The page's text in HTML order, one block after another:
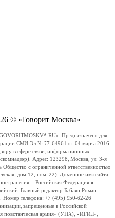
© «Говорит Москва»
Предназначено для
СМИ Эл № 77-64961 от 04 марта 2016
в сфере связи, информационных
Адрес: 123298, Москва, ул. 3-я
с ограниченной ответственностью
дом 12, пом. 22). Доменное имя сайта
– Российская Федерация и
Главный редактор Бабаян Роман
Номер телефона: +7 (495) 950-62-26
запрещенные в Российской
повстанческая армия» (УПА), «ИГИЛ»,